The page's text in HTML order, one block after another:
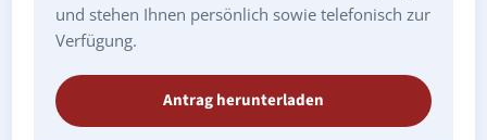
und stehen Ihnen persönlich sowie telefonisch zur
Verfügung.
Antrag herunterladen